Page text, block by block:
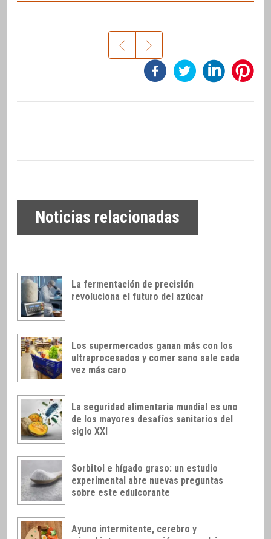
Noticias relacionadas
La fermentación de precisión
revoluciona el futuro del azúcar
Los supermercados ganan más con los
ultraprocesados y comer sano sale cada
vez más caro
La seguridad alimentaria mundial es uno
de los mayores desafíos sanitarios del
siglo XXI
Sorbitol e hígado graso: un estudio
experimental abre nuevas preguntas
sobre este edulcorante
Ayuno intermitente, cerebro y